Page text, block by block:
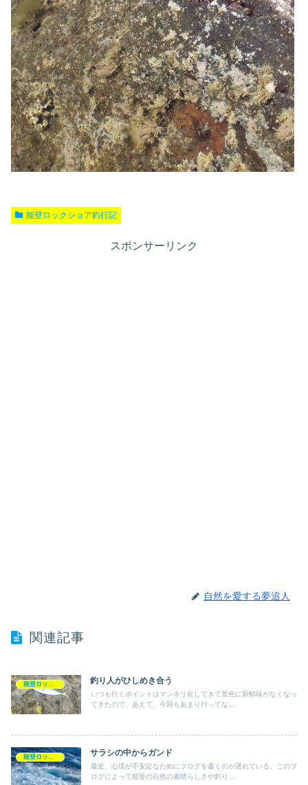
能登ロックショア釣行記
スポンサーリンク
自然を愛する夢追人
関連記事
釣り人がひしめき合う
いつも行くポイントはマンネリ化してきて景色に新鮮味がなくなっ
てきたので、あえて、今回もあまり行ってな...
サラシの中からガンド
最近、心境が不安定なためにブログを書くのが遅れている。このブ
ログによって能登の自然の素晴らしさや釣り...